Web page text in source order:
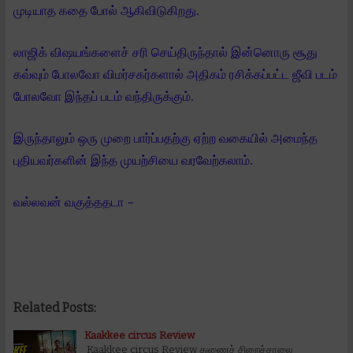
முடியாத கதை போல் ஆகிவிடுகிறது.
லாஜிக் விஷயங்களைச் சரி செய்திருந்தால் இன்னொரு சூது
கவ்வும் போலவோ விமர்சகர்களால் அதிகம் ரசிக்கப்பட்ட ஜீவி படம்
போலவோ இந்தப் படம் வந்திருக்கும்.
இருந்தாலும் ஒரு முறை பார்ப்பதற்கு ஏற்ற வகையில் அமைந்த
புதியவர்களின் இந்த முயற்சியை வரவேற்கலாம்.
வல்லவன் வகுத்ததடா –
Related Posts:
Kaakkee circus Review
Kaakkee circus Review துணைச் சிறைச்சாலை